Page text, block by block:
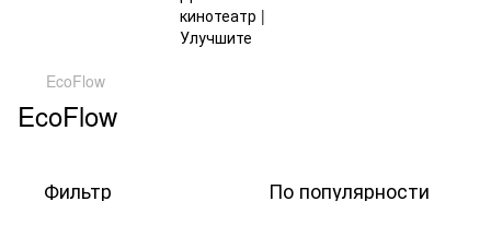
EcoFlow
EcoFlow
Фильтр По популярности